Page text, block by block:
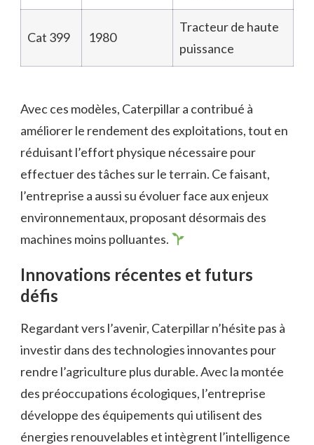
Cat 399 1980
Tracteur de haute
puissance
Avec ces modèles, Caterpillar a contribué à
améliorer le rendement des exploitations, tout en
réduisant l’effort physique nécessaire pour
effectuer des tâches sur le terrain. Ce faisant,
l’entreprise a aussi su évoluer face aux enjeux
environnementaux, proposant désormais des
machines moins polluantes.
Innovations récentes et futurs
défis
Regardant vers l’avenir, Caterpillar n’hésite pas à
investir dans des technologies innovantes pour
rendre l’agriculture plus durable. Avec la montée
des préoccupations écologiques, l’entreprise
développe des équipements qui utilisent des
énergies renouvelables et intègrent l’intelligence